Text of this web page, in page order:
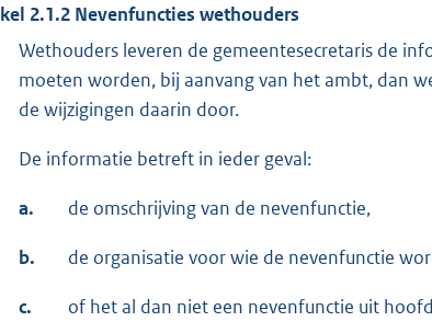
2.1.2 Nevenfuncties wethouders
Wethouders leveren de gemeentesecretaris de
moeten worden, bij aanvang van het ambt, dan
de wijzigingen daarin door.
De informatie betreft in ieder geval:
a. de omschrijving van de nevenfunctie,
b. de organisatie voor wie de nevenfunctie
c. of het al dan niet een nevenfunctie uit